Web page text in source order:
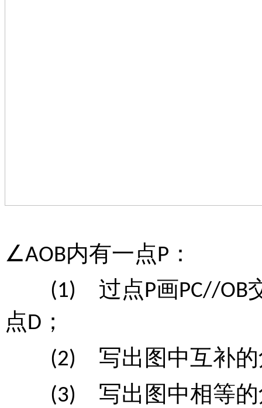
∠AOB内有一点P ：
(1) 过点P画PC//OB
点D ；
(2) 写出图中互补的
(3) 写出图中相等的